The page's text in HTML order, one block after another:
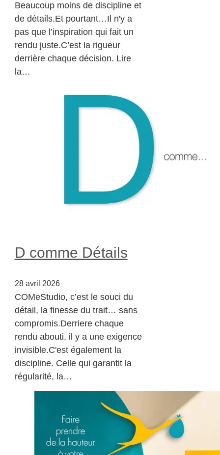
Beaucoup moins de discipline et
de détails.Et pourtant…Il n'y a
pas que l’inspiration qui fait un
rendu juste.C’est la rigueur
derrière chaque décision. Lire
la…
D comme Détails
28 avril 2026
COMeStudio, c’est le souci du
détail, la finesse du trait… sans
compromis.Derriere chaque
rendu abouti, il y a une exigence
invisible.C'est également la
discipline. Celle qui garantit la
régularité, la…